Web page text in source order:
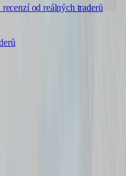
recenzí od reálných traderů